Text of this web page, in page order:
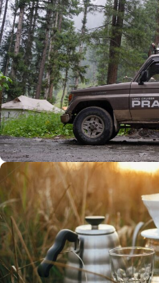
0
Günler
00
Hr
00
Min
00
SSK
Alışverişe Başla
ARAÇ AKSESUARLARI
SATIŞ VE MONTAJ
Keşfet